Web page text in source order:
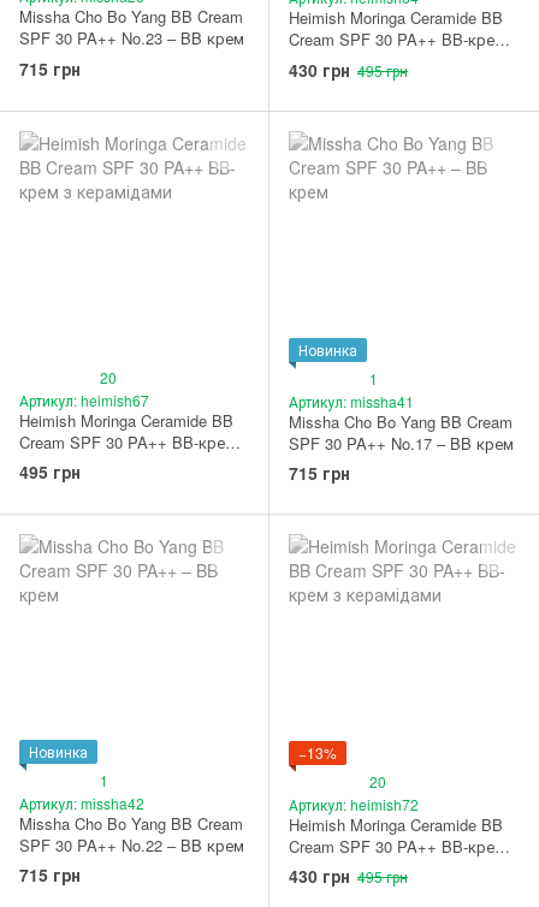
Missha Cho Bo Yang BB Cream
SPF 30 PA++ No.23 – BB крем
715 грн
Heimish Moringa Ceramide BB
Cream SPF 30 PA++ BB-крем з
керамідами 23N Light Medium
430 грн 495 грн
20
Артикул: heimish67
Heimish Moringa Ceramide BB
Cream SPF 30 PA++ BB-крем з
керамідами 25N Medium
495 грн
Новинка
1
Артикул: missha41
Missha Cho Bo Yang BB Cream
SPF 30 PA++ No.17 – BB крем
715 грн
Новинка
1
Артикул: missha42
Missha Cho Bo Yang BB Cream
SPF 30 PA++ No.22 – BB крем
715 грн
−13%
20
Артикул: heimish72
Heimish Moringa Ceramide BB
Cream SPF 30 PA++ BB-крем з
керамідами 19 Fair Beige
430 грн 495 грн